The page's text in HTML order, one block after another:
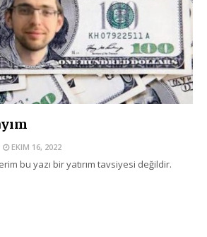
EKIM 16, 2022
bu yazı bir yatırım tavsiyesi değildir.